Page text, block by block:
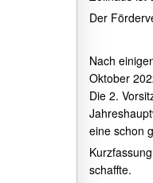
Der
Nach
Oktober
Die 2.
eine schon
schaffte.